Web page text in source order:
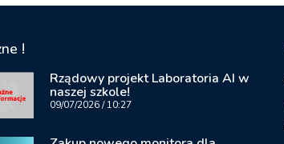
!
Rządowy projekt Laboratoria AI w
naszej szkole!
09/07/202610:27